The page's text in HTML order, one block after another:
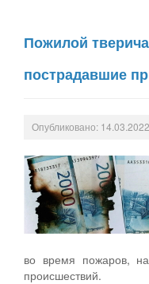
Пожилой
пострадавшие
Опубликовано:
во время пожаров,
происшествий.